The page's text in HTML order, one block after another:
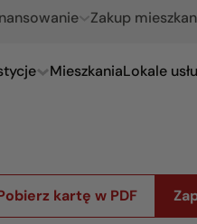
Zakup
MieszkaniaLokale
kartę w PDF